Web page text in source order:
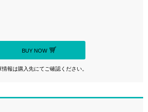
BUY NOW
情報は購入先にてご確認ください。